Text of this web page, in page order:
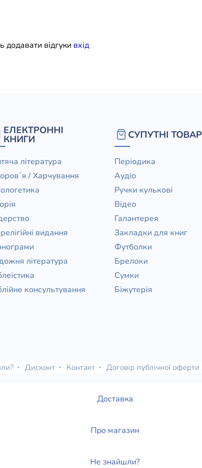
Художня література
додавати відгуки вхiд
ЕЛЕКТРОННІ
КНИГИ
література
/ Харчування
видання
література
консультування
СУПУТНІ
Періодика
Аудіо
Ручки кулькові
Відео
Галантерея
Закладки для книг
Футболки
Брелоки
Сумки
Біжутерія
Дисконт Контакт Договір публічної оферти
Доставка
Про магазин
Не знайшли?